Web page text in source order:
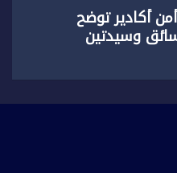
أكادير توضح
وسيدتين